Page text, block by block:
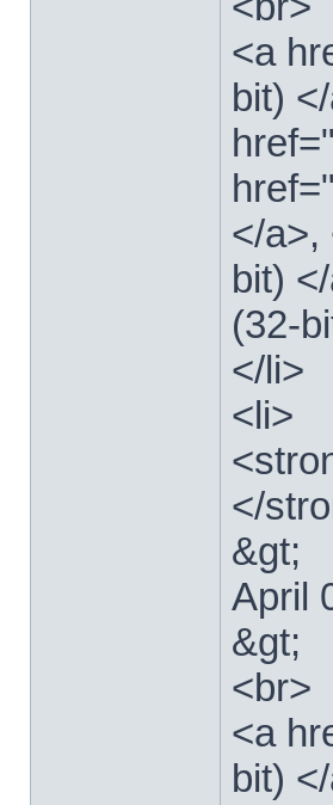
<a
bit)
</a>,
bit)
(32-
</li>
<li>
</
&gt;
April
&gt;
<br>
<a
bit)